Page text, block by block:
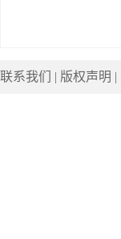
联系我们 | 版权声明 |